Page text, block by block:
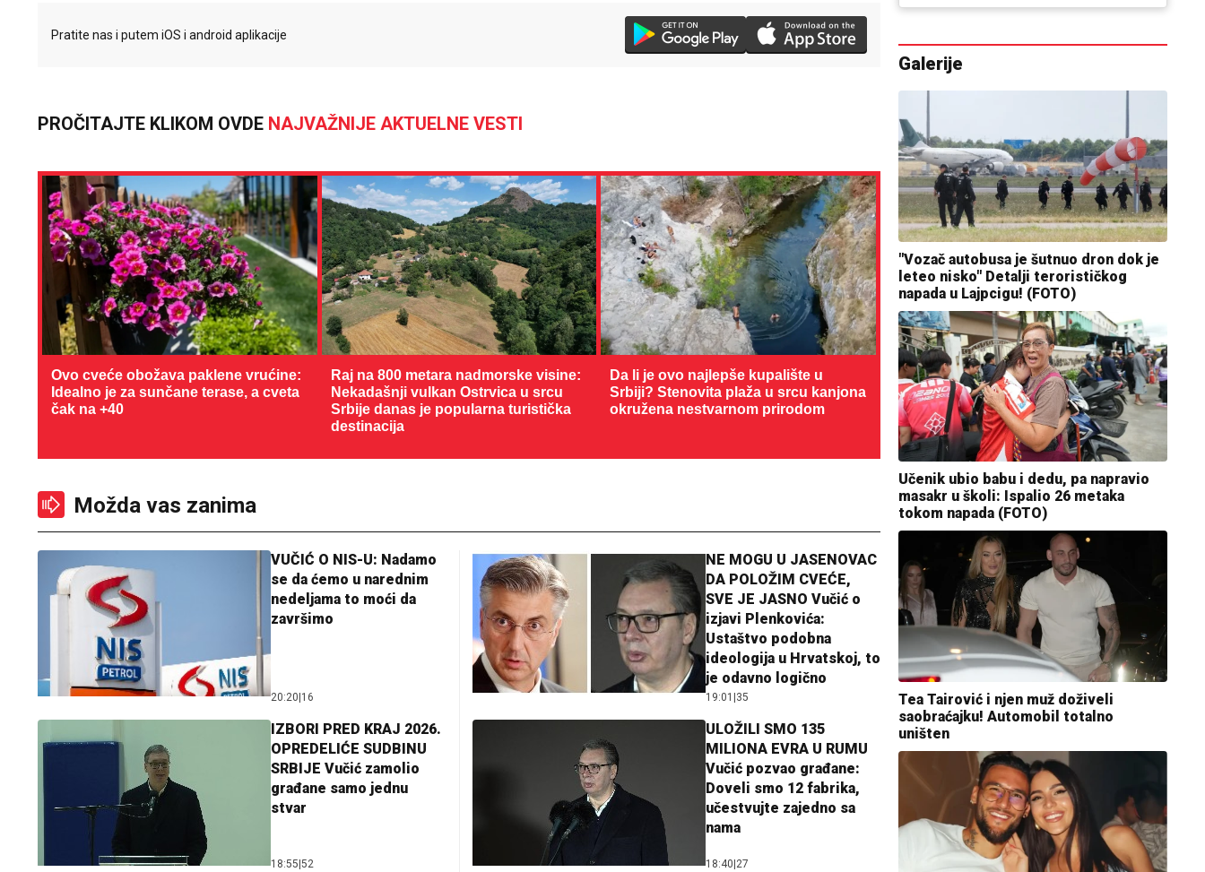
Pratite nas i putem iOS i android aplikacije
PROČITAJTE KLIKOM OVDE NAJVAŽNIJE AKTUELNE VESTI
Ovo cveće obožava paklene vrućine:
Idealno je za sunčane terase, a cveta
čak na +40
Raj na 800 metara nadmorske visine:
Nekadašnji vulkan Ostrvica u srcu
Srbije danas je popularna turistička
destinacija
Da li je ovo najlepše kupalište u
Srbiji? Stenovita plaža u srcu kanjona
okružena nestvarnom prirodom
Možda vas zanima
VUČIĆ O NIS-U: Nadamo
se da ćemo u narednim
nedeljama to moći da
završimo
20:20|16
NE MOGU U JASENOVAC
DA POLOŽIM CVEĆE,
SVE JE JASNO Vučić o
izjavi Plenkovića:
Ustaštvo podobna
ideologija u Hrvatskoj, to
je odavno logično
19:01 |35
IZBORI PRED KRAJ 2026.
OPREDELIĆE SUDBINU
SRBIJE Vučić zamolio
građane samo jednu
stvar
18:55|52
ULOŽILI SMO 135
MILIONA EVRA U RUMU
Vučić pozvao građane:
Doveli smo 12 fabrika,
učestvujte zajedno sa
nama
18:40|27
Galerije
"Vozač autobusa je šutnuo dron dok je
leteo nisko" Detalji terorističkog
napada u Lajpcigu! (FOTO)
Učenik ubio babu i dedu, pa napravio
masakr u školi: Ispalio 26 metaka
tokom napada (FOTO)
Tea Tairović i njen muž doživeli
saobraćajku! Automobil totalno
uništen